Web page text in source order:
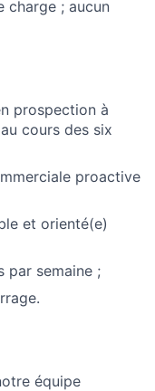
charge ; aucun
prospection à
cours des six
proactive
et orienté(e)
par semaine ;
équipe